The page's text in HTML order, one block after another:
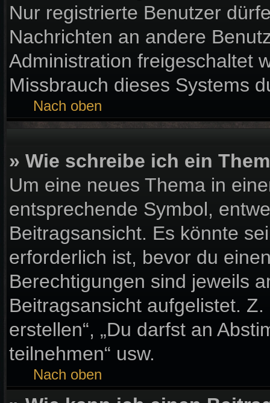
Nur registrierte Benutzer
Nachrichten an andere
Administration freigeschaltet
Missbrauch dieses Systems
Nach oben
» Wie schreibe ich ein
Um eine neues Thema in
entsprechende Symbol,
Beitragsansicht. Es könnte
erforderlich ist, bevor du
Berechtigungen sind jeweils
Beitragsansicht aufgelistet.
erstellen“, „Du darfst an
teilnehmen“ usw.
Nach oben